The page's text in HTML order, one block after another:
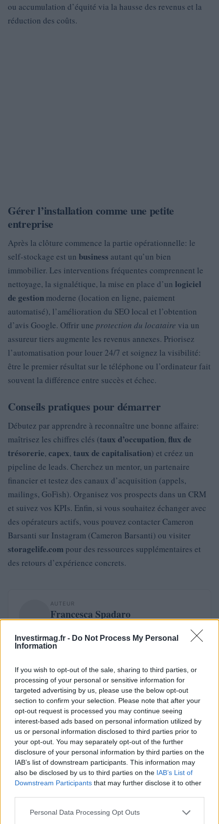
Investirmag.fr - Do Not Process My Personal
Information
If you wish to opt-out of the sale, sharing to third parties, or
processing of your personal or sensitive information for
targeted advertising by us, please use the below opt-out
section to confirm your selection. Please note that after your
opt-out request is processed you may continue seeing
interest-based ads based on personal information utilized by
us or personal information disclosed to third parties prior to
your opt-out. You may separately opt-out of the further
disclosure of your personal information by third parties on the
IAB’s list of downstream participants. This information may
also be disclosed by us to third parties on the IAB’s List of
Downstream Participants that may further disclose it to other
Please note that this website/app uses one or more Google
Personal Data Processing Opt Outs
ou accumulation d’équité via la hausse des revenus et la
réduction des coûts.
Gérer l’installation comme une petite
entreprise
Après la clôture commence la partie opérationnelle: le
self-stockage est un business autant qu’un bien
immobilier. Les interventions fréquentes comprennent le
nettoyage, la signalétique, la mise en place d’un logiciel
de gestion moderne (location en ligne, paiement
automatisé), l’amélioration du SEO local et l’obtention
d’avis Google. Offrir une protection du locataire via un
assureur tiers augmente les revenus annexes. Priorisez
l’automatisation pour louer 24/7 et soignez la visibilité:
être le premier résultat sur le téléphone ou l’ordinateur fait
souvent la différence entre succès et échec.
Conseils pratiques pour démarrer
Débutez par apprendre à reconnaître une bonne affaire:
maîtrisez les chiffres clés (taux d’occupation, flux de
trésorerie, capex, taux de capitalisation) et créez un
pipeline de leads. Cherchez un mentor, un partenaire
financier et testez des canaux d’acquisition (appels,
mailings, GoFish). Organisez vos prospects dans un CRM
et suivez vos KPIs. Enfin, si vous souhaitez échanger avec
des opérateurs actifs, vous pouvez contacter Cameron
Barsanti sur Instagram (Cameron Barsanti) ou visiter
storagelife.com pour des ressources supplémentaires et
des retours d’expérience concrets.
AUTEUR
Francesca Spadaro
Francesca Spadaro a reconstitué une chaîne
d'investissements véronaise à partir des bilans
déposés à la Chambre de Commerce ;
dossiers sur les PME et les marchés. Diplômée
en économie, elle collabore avec les chambres
locales et assure des bulletins économiques
territoriaux.